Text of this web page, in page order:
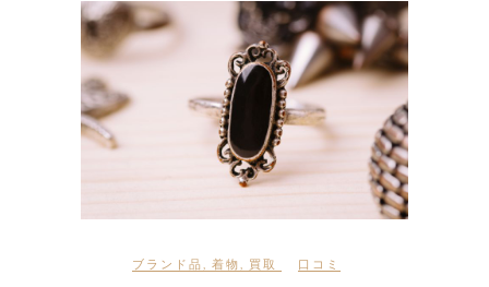
ブランド品 着物 買取 口コミ